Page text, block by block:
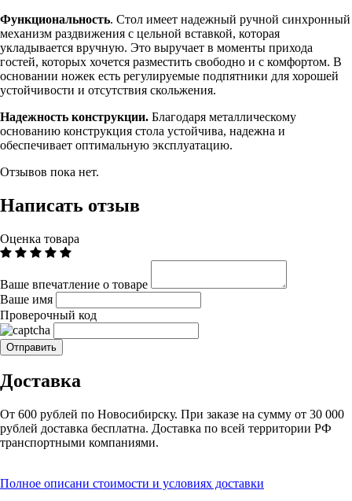
Функциональность. Стол имеет надежный ручной синхронный
механизм раздвижения с цельной вставкой, которая
укладывается вручную. Это выручает в моменты прихода
гостей, которых хочется разместить свободно и с комфортом. В
основании ножек есть регулируемые подпятники для хорошей
устойчивости и отсутствия скольжения.
Надежность конструкции. Благодаря металлическому
основанию конструкция стола устойчива, надежна и
обеспечивает оптимальную эксплуатацию.
Отзывов пока нет.
Написать отзыв
Оценка товара
Ваше впечатление о товаре
Ваше имя
Проверочный код
Доставка
От 600 рублей по Новосибирску. При заказе на сумму от 30 000
рублей доставка бесплатна. Доставка по всей территории РФ
транспортными компаниями.
Полное описани стоимости и условиях доставки